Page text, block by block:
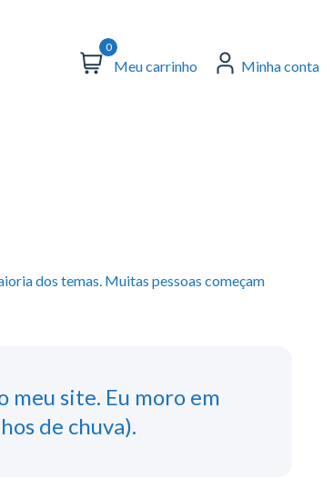
0
Meu carrinho Minha conta
dos temas. Muitas pessoas começam
meu site. Eu moro em
de chuva).